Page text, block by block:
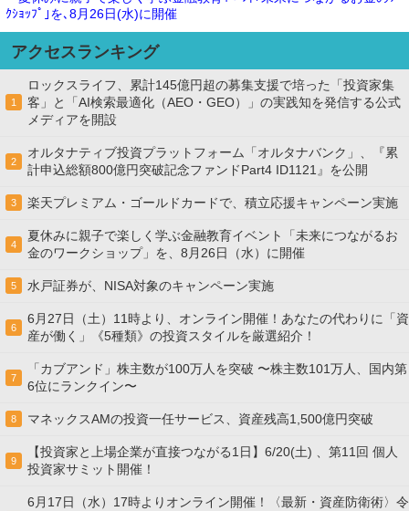
ｸｼｮｯﾌﾟ｣を､8月26日(水)に開催
アクセスランキング
1
ロックスライフ、累計145億円超の募集支援で培った「投資家集
客」と「AI検索最適化（AEO・GEO）」の実践知を発信する公式
メディアを開設
2
オルタナティブ投資プラットフォーム「オルタナバンク」、『累
計申込総額800億円突破記念ファンドPart4 ID1121』を公開
3 楽天プレミアム・ゴールドカードで、積立応援キャンペーン実施
4
夏休みに親子で楽しく学ぶ金融教育イベント「未来につながるお
金のワークショップ」を、8月26日（水）に開催
5 水戸証券が、NISA対象のキャンペーン実施
6
6月27日（土）11時より、オンライン開催！あなたの代わりに「資
産が働く」《5種類》の投資スタイルを厳選紹介！
7
「カブアンド」株主数が100万人を突破 〜株主数101万人、国内第
6位にランクイン〜
8 マネックスAMの投資一任サービス、資産残高1,500億円突破
9
【投資家と上場企業が直接つながる1日】6/20(土) 、第11回 個人
投資家サミット開催！
6月17日（水）17時よりオンライン開催！〈最新・資産防衛術〉令